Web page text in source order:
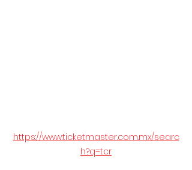
https://www.ticketmaster.com.mx/searc
h?q=tcr